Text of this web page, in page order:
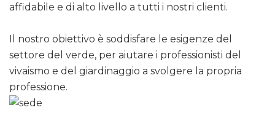
affidabile e di alto livello a tutti i nostri clienti.
Il nostro obiettivo è soddisfare le esigenze del
settore del verde, per aiutare i professionisti del
vivaismo e del giardinaggio a svolgere la propria
professione.